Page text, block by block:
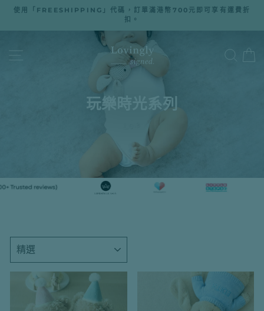
內
暫
幻
燈
片
播
放
使用「FREESHIPPING」代碼，訂單滿港幣700元即可享有運費折
扣。
搜尋
玩樂時光系列
類